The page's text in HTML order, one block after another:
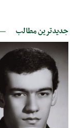
جدیدترین مطالب